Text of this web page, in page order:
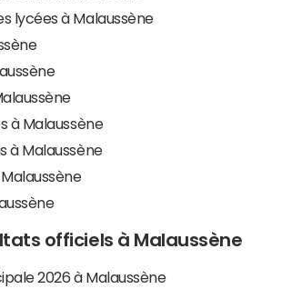
lycées à Malaussène
à Malaussène
à Malaussène
officiels à Malaussène
2026 à Malaussène